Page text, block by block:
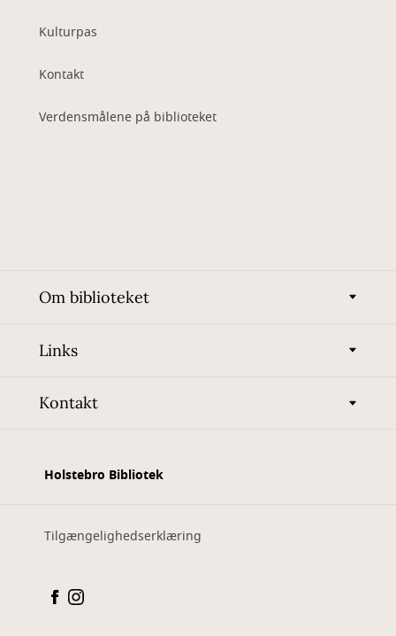
Kulturpas
Kontakt
Verdensmålene på biblioteket
Om biblioteket
Links
Kontakt
Holstebro Bibliotek
Tilgængelighedserklæring